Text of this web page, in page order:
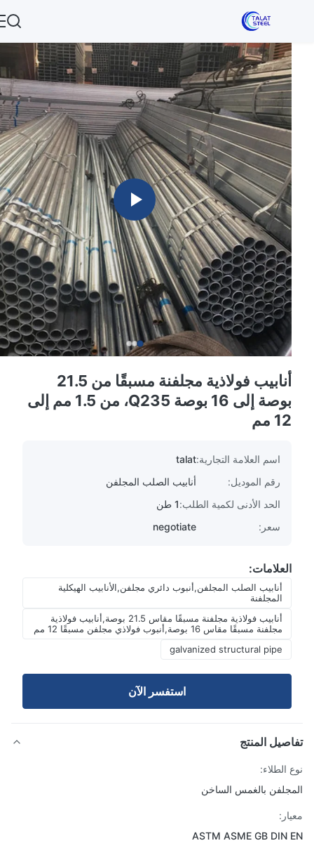
أنابيب فولاذية مجلفنة مسبقًا من 21.5
بوصة إلى 16 بوصة Q235، من 1.5 مم إلى
اسم العلامة التجارية:talat
رقم الموديل:
أنابيب الصلب المجلفن
الحد الأدنى لكمية الطلب:1 طن
negotiate
العلامات:
أنابيب الصلب المجلفن,أنبوب دائري مجلفن,الأنابيب الهيكلية
المجلفنة
أنابيب فولاذية مجلفنة مسبقًا مقاس 21.5 بوصة,أنابيب فولاذية
مجلفنة مسبقًا مقاس 16 بوصة,أنبوب فولاذي مجلفن مسبقًا 12 مم
galvanized structural pipe
استفسر الآن
المنتج
الطلاء:
بالغمس الساخن
ASTM ASME GB DIN